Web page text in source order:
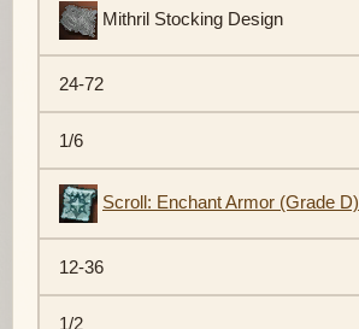
Mithril Stocking Design
24-72
1/6
Scroll: Enchant Armor (Grade D)
12-36
1/2